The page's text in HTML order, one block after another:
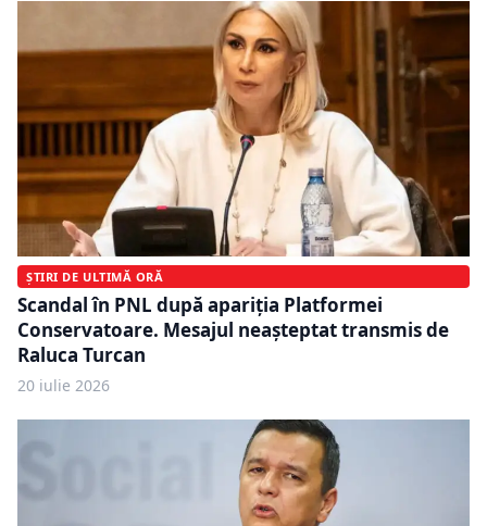
ȘTIRI DE ULTIMĂ ORĂ
Scandal în PNL după apariția Platformei
Conservatoare. Mesajul neașteptat transmis de
Raluca Turcan
20 iulie 2026